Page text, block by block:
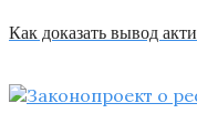
Как доказать вывод